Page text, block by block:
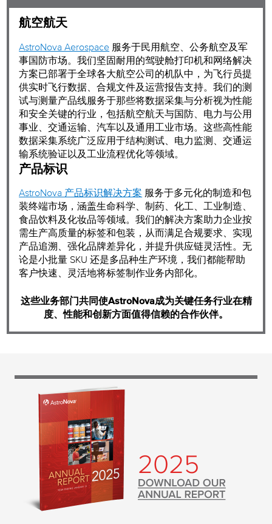
航空航天
AstroNova Aerospace 服务于民用航空、公务航空及军
事国防市场。我们坚固耐用的驾驶舱打印机和网络解决
方案已部署于全球各大航空公司的机队中，为飞行员提
供实时飞行数据、合规文件及运营报告支持。我们的测
试与测量产品线服务于那些将数据采集与分析视为性能
和安全关键的行业，包括航空航天与国防、电力与公用
事业、交通运输、汽车以及通用工业市场。这些高性能
数据采集系统广泛应用于结构测试、电力监测、交通运
输系统验证以及工业流程优化等领域。
产品标识
AstroNova 产品标识解决方案 服务于多元化的制造和包
装终端市场，涵盖生命科学、制药、化工、工业制造、
食品饮料及化妆品等领域。我们的解决方案助力企业按
需生产高质量的标签和包装，从而满足合规要求、实现
产品追溯、强化品牌差异化，并提升供应链灵活性。无
论是小批量 SKU 还是多品种生产环境，我们都能帮助
客户快速、灵活地将标签制作业务内部化。
这些业务部门共同使AstroNova成为关键任务行业在精
度、性能和创新方面值得信赖的合作伙伴。